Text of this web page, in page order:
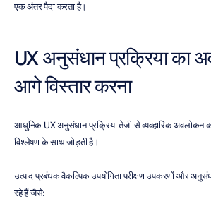
एक अंतर पैदा करता है।
UX अनुसंधान प्रक्रिया का
आगे विस्तार करना
आधुनिक UX अनुसंधान प्रक्रिया तेजी से व्यवहारिक अवलोकन
विश्लेषण के साथ जोड़ती है।
उत्पाद प्रबंधक वैकल्पिक उपयोगिता परीक्षण उपकरणों और
रहे हैं जैसे: